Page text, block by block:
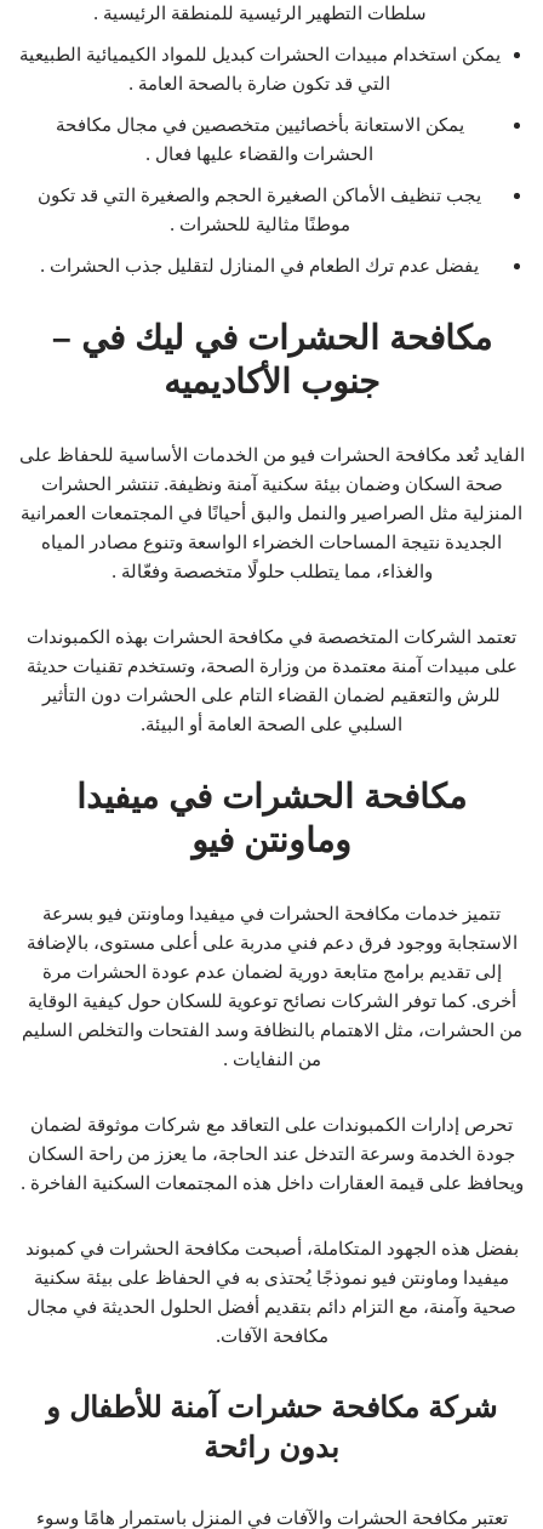
سلطات التطهير الرئيسية للمنطقة الرئيسية .
يمكن استخدام مبيدات الحشرات كبديل للمواد الكيميائية الطبيعية
التي قد تكون ضارة بالصحة العامة .
يمكن الاستعانة بأخصائيين متخصصين في مجال مكافحة
الحشرات والقضاء عليها فعال .
يجب تنظيف الأماكن الصغيرة الحجم والصغيرة التي قد تكون
موطنًا مثالية للحشرات .
يفضل عدم ترك الطعام في المنازل لتقليل جذب الحشرات .
مكافحة الحشرات في ليك في –
جنوب الأكاديميه
الفايد تُعد مكافحة الحشرات فيو من الخدمات الأساسية للحفاظ على
صحة السكان وضمان بيئة سكنية آمنة ونظيفة. تنتشر الحشرات
المنزلية مثل الصراصير والنمل والبق أحيانًا في المجتمعات العمرانية
الجديدة نتيجة المساحات الخضراء الواسعة وتنوع مصادر المياه
والغذاء، مما يتطلب حلولًا متخصصة وفعّالة .
تعتمد الشركات المتخصصة في مكافحة الحشرات بهذه الكمبوندات
على مبيدات آمنة معتمدة من وزارة الصحة، وتستخدم تقنيات حديثة
للرش والتعقيم لضمان القضاء التام على الحشرات دون التأثير
السلبي على الصحة العامة أو البيئة.
مكافحة الحشرات في ميفيدا
وماونتن فيو
تتميز خدمات مكافحة الحشرات في ميفيدا وماونتن فيو بسرعة
الاستجابة ووجود فرق دعم فني مدربة على أعلى مستوى، بالإضافة
إلى تقديم برامج متابعة دورية لضمان عدم عودة الحشرات مرة
أخرى. كما توفر الشركات نصائح توعوية للسكان حول كيفية الوقاية
من الحشرات، مثل الاهتمام بالنظافة وسد الفتحات والتخلص السليم
من النفايات .
تحرص إدارات الكمبوندات على التعاقد مع شركات موثوقة لضمان
جودة الخدمة وسرعة التدخل عند الحاجة، ما يعزز من راحة السكان
ويحافظ على قيمة العقارات داخل هذه المجتمعات السكنية الفاخرة .
بفضل هذه الجهود المتكاملة، أصبحت مكافحة الحشرات في كمبوند
ميفيدا وماونتن فيو نموذجًا يُحتذى به في الحفاظ على بيئة سكنية
صحية وآمنة، مع التزام دائم بتقديم أفضل الحلول الحديثة في مجال
مكافحة الآفات.
شركة مكافحة حشرات آمنة للأطفال و
بدون رائحة
تعتبر مكافحة الحشرات والآفات في المنزل باستمرار هامًا وسوء